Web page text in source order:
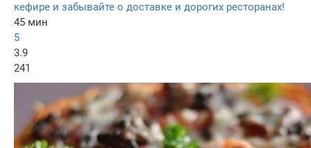
кефире и забывайте о доставке и дорогих ресторанах!
45 мин
5
3.9
241